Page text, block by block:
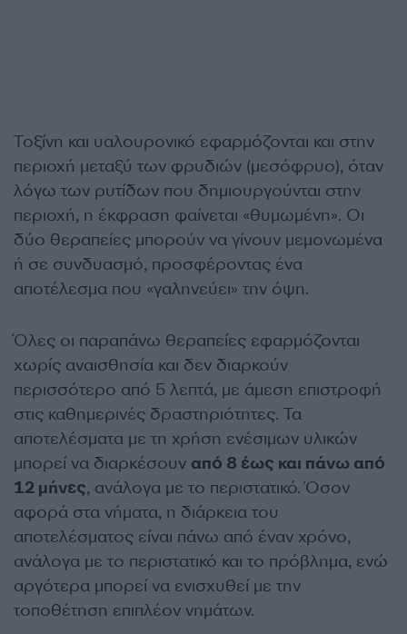
Τοξίνη και υαλουρονικό εφαρμόζονται και στην
περιοχή μεταξύ των φρυδιών (μεσόφρυο), όταν
λόγω των ρυτίδων που δημιουργούνται στην
περιοχή, η έκφραση φαίνεται «θυμωμένη». Οι
δύο θεραπείες μπορούν να γίνουν μεμονωμένα
ή σε συνδυασμό, προσφέροντας ένα
αποτέλεσμα που «γαληνεύει» την όψη.
Όλες οι παραπάνω θεραπείες εφαρμόζονται
χωρίς αναισθησία και δεν διαρκούν
περισσότερο από 5 λεπτά, με άμεση επιστροφή
στις καθημερινές δραστηριότητες. Τα
αποτελέσματα με τη χρήση ενέσιμων υλικών
μπορεί να διαρκέσουν από 8 έως και πάνω από
12 μήνες, ανάλογα με το περιστατικό. Όσον
αφορά στα νήματα, η διάρκεια του
αποτελέσματος είναι πάνω από έναν χρόνο,
ανάλογα με το περιστατικό και το πρόβλημα, ενώ
αργότερα μπορεί να ενισχυθεί με την
τοποθέτηση επιπλέον νημάτων.